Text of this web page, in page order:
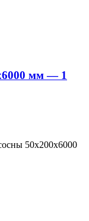
мм — 1
50x200x6000